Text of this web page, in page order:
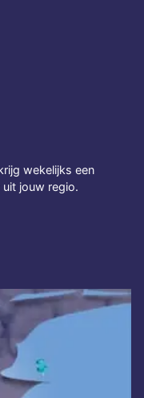
wekelijks een
jouw regio.